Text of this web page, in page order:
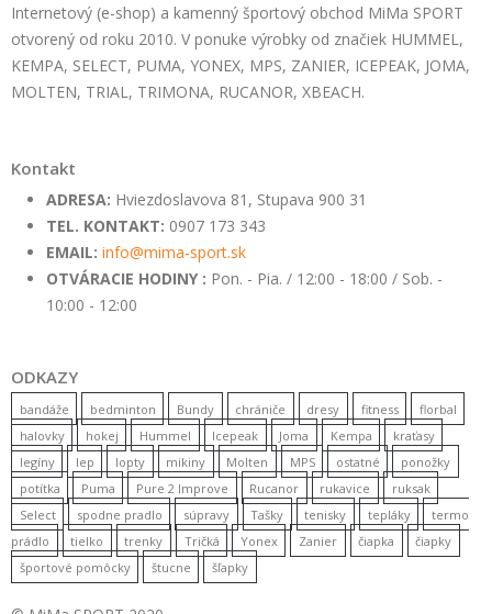
Internetový (e-shop) a kamenný športový obchod MiMa SPORT
otvorený od roku 2010. V ponuke výrobky od značiek HUMMEL,
KEMPA, SELECT, PUMA, YONEX, MPS, ZANIER, ICEPEAK, JOMA,
MOLTEN, TRIAL, TRIMONA, RUCANOR, XBEACH.
Kontakt
ADRESA: Hviezdoslavova 81, Stupava 900 31
TEL. KONTAKT: 0907 173 343
EMAIL: info@mima-sport.sk
OTVÁRACIE HODINY : Pon. - Pia. / 12:00 - 18:00 / Sob. -
10:00 - 12:00
ODKAZY
bandáže bedminton Bundy chrániče dresy fitness
florbal
halovky
hokej Hummel Icepeak Joma Kempa
kraťasy
legíny
lep lopty mikiny Molten MPS ostatné
ponožky
potítka
Puma Pure 2 Improve Rucanor rukavice
ruksak
Select
spodne pradlo súpravy Tašky tenisky tepláky
termo
prádlo
tielko trenky Tričká Yonex Zanier čiapka
čiapky
športové pomôcky
štucne šľapky